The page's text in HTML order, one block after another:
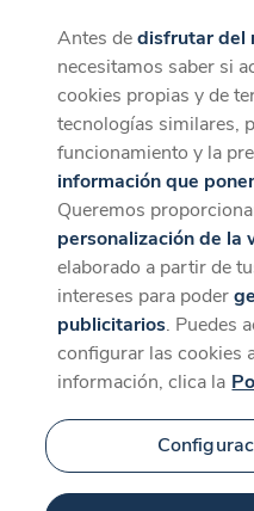
La mejor
Antes dedisfrutar del
necesitamos saber si
cookies propias y de
tecnologías similares,
funcionamiento y la
información que
Queremos
personalización de la
elaborado a partir de
intereses para poder
publicitarios. Puedes
configurar las cookies
información, clica la